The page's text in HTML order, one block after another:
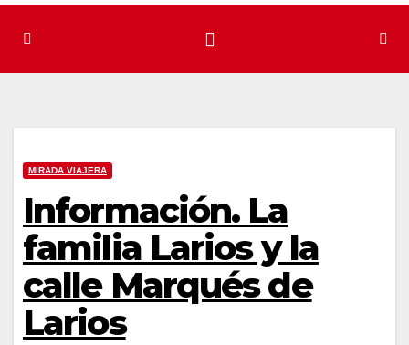
MIRADA VIAJERA
Información. La
familia Larios y la
calle Marqués de
Larios